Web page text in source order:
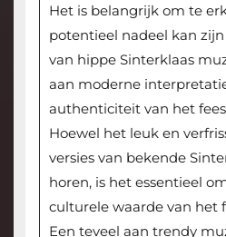
Het is belangrijk om te
potentieel nadeel kan
van hippe Sinterklaas
aan moderne
authenticiteit van het
Hoewel het leuk en
versies van bekende
horen, is het essentieel
culturele waarde van het
Een teveel aan trendy